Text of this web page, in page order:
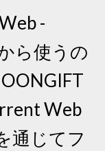
-
ら使うの
Web
通じてフ